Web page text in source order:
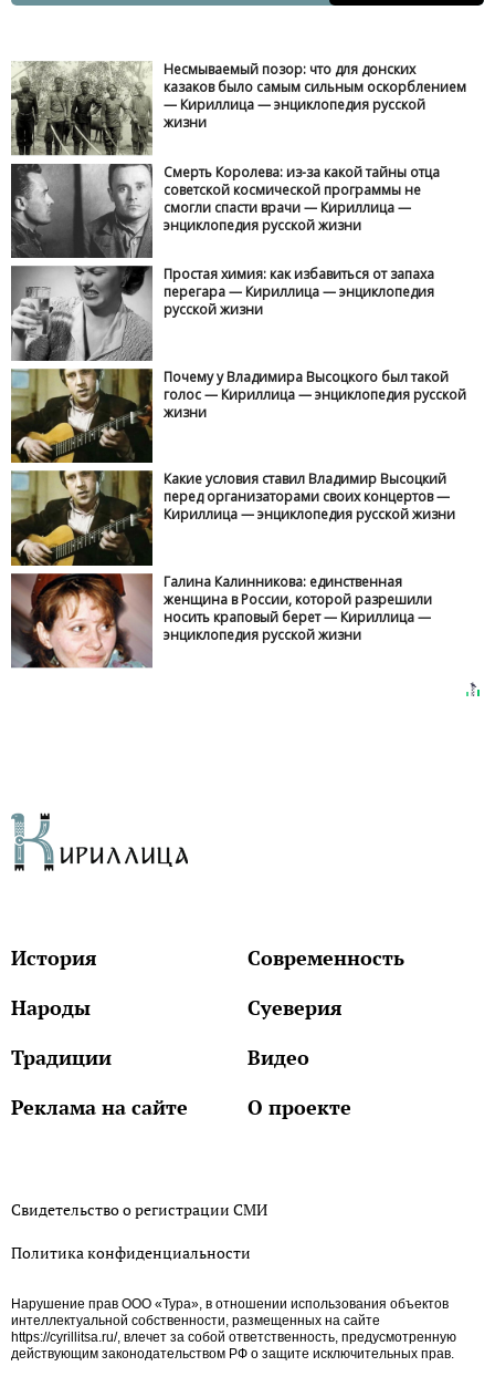
Несмываемый позор: что для донских
казаков было самым сильным оскорблением
— Кириллица — энциклопедия русской
жизни
Смерть Королева: из-за какой тайны отца
советской космической программы не
смогли спасти врачи — Кириллица —
энциклопедия русской жизни
Простая химия: как избавиться от запаха
перегара — Кириллица — энциклопедия
русской жизни
Почему у Владимира Высоцкого был такой
голос — Кириллица — энциклопедия русской
жизни
Какие условия ставил Владимир Высоцкий
перед организаторами своих концертов —
Кириллица — энциклопедия русской жизни
Галина Калинникова: единственная
женщина в России, которой разрешили
носить краповый берет — Кириллица —
энциклопедия русской жизни
История
Современность
Народы
Суеверия
Традиции
Видео
Реклама на сайте
О проекте
Свидетельство о регистрации СМИ
Политика конфиденциальности
Нарушение прав ООО «Тура», в отношении использования объектов
интеллектуальной собственности, размещенных на сайте
https://cyrillitsa.ru/, влечет за собой ответственность, предусмотренную
действующим законодательством РФ о защите исключительных прав.